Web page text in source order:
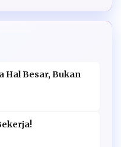
Hal Besar, Bukan